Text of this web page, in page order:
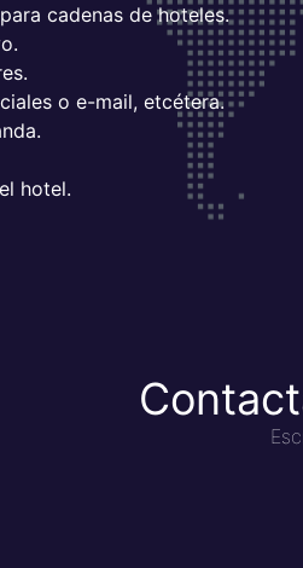
cadenas de hoteles.
o e-mail, etcétera.
hotel.